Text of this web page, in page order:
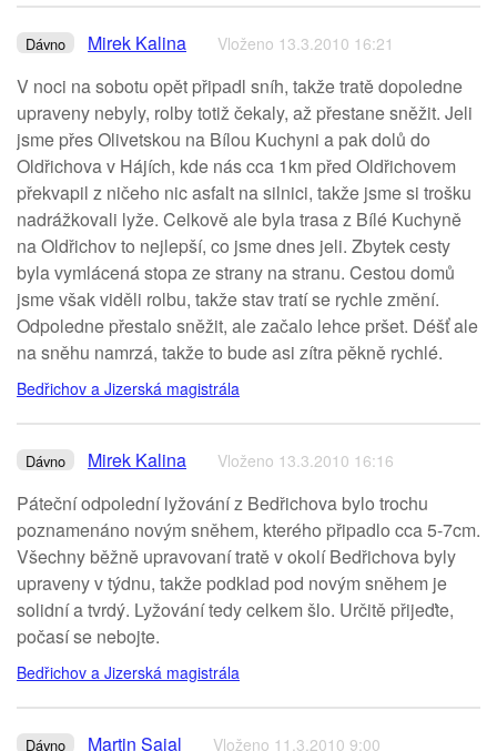
Dávno Mirek Kalina Vloženo 13.3.2010 16:21
V noci na sobotu opět připadl sníh, takže tratě dopoledne
upraveny nebyly, rolby totiž čekaly, až přestane sněžit. Jeli
jsme přes Olivetskou na Bílou Kuchyni a pak dolů do
Oldřichova v Hájích, kde nás cca 1km před Oldřichovem
překvapil z ničeho nic asfalt na silnici, takže jsme si trošku
nadrážkovali lyže. Celkově ale byla trasa z Bílé Kuchyně
na Oldřichov to nejlepší, co jsme dnes jeli. Zbytek cesty
byla vymlácená stopa ze strany na stranu. Cestou domů
jsme však viděli rolbu, takže stav tratí se rychle změní.
Odpoledne přestalo sněžit, ale začalo lehce pršet. Déšť ale
na sněhu namrzá, takže to bude asi zítra pěkně rychlé.
Bedřichov a Jizerská magistrála
Dávno Mirek Kalina Vloženo 13.3.2010 16:16
Páteční odpolední lyžování z Bedřichova bylo trochu
poznamenáno novým sněhem, kterého připadlo cca 5-7cm.
Všechny běžně upravovaní tratě v okolí Bedřichova byly
upraveny v týdnu, takže podklad pod novým sněhem je
solidní a tvrdý. Lyžování tedy celkem šlo. Určitě přijeďte,
počasí se nebojte.
Bedřichov a Jizerská magistrála
Dávno Martin Sajal Vloženo 11.3.2010 9:00